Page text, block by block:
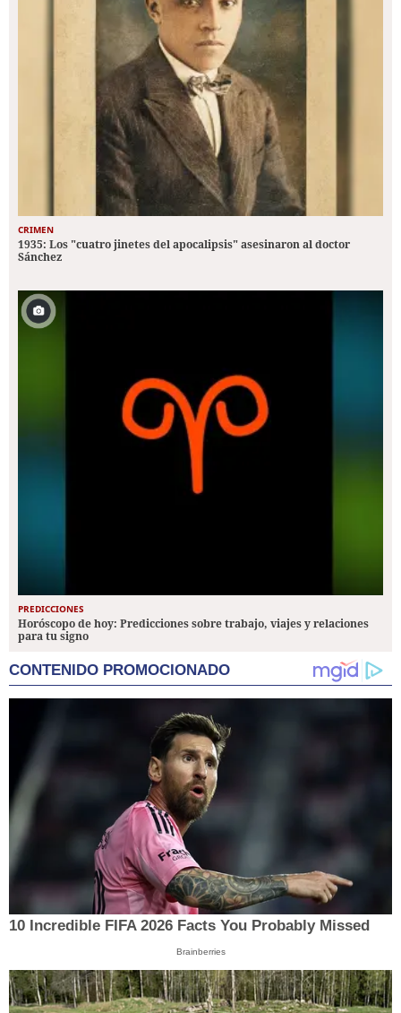
CRIMEN
1935: Los "cuatro jinetes del apocalipsis" asesinaron al doctor
Sánchez
PREDICCIONES
Horóscopo de hoy: Predicciones sobre trabajo, viajes y relaciones
para tu signo
CONTENIDO PROMOCIONADO
10 Incredible FIFA 2026 Facts You Probably Missed
Brainberries